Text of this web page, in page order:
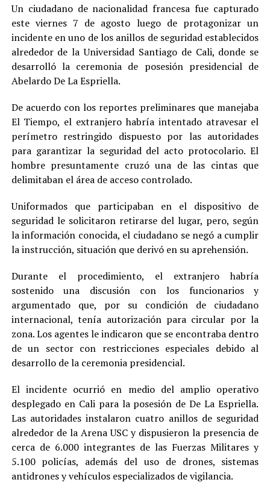
Un ciudadano de nacionalidad francesa fue capturado
este viernes 7 de agosto luego de protagonizar un
incidente en uno de los anillos de seguridad establecidos
alrededor de la Universidad Santiago de Cali, donde se
desarrolló la ceremonia de posesión presidencial de
Abelardo De La Espriella.
De acuerdo con los reportes preliminares que manejaba
El Tiempo, el extranjero habría intentado atravesar el
perímetro restringido dispuesto por las autoridades
para garantizar la seguridad del acto protocolario. El
hombre presuntamente cruzó una de las cintas que
delimitaban el área de acceso controlado.
Uniformados que participaban en el dispositivo de
seguridad le solicitaron retirarse del lugar, pero, según
la información conocida, el ciudadano se negó a cumplir
la instrucción, situación que derivó en su aprehensión.
Durante el procedimiento, el extranjero habría
sostenido una discusión con los funcionarios y
argumentado que, por su condición de ciudadano
internacional, tenía autorización para circular por la
zona. Los agentes le indicaron que se encontraba dentro
de un sector con restricciones especiales debido al
desarrollo de la ceremonia presidencial.
El incidente ocurrió en medio del amplio operativo
desplegado en Cali para la posesión de De La Espriella.
Las autoridades instalaron cuatro anillos de seguridad
alrededor de la Arena USC y dispusieron la presencia de
cerca de 6.000 integrantes de las Fuerzas Militares y
5.100 policías, además del uso de drones, sistemas
antidrones y vehículos especializados de vigilancia.